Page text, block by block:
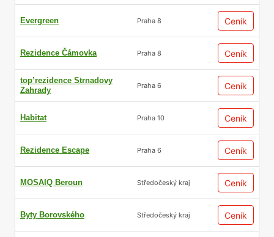
Evergreen Praha 8 Ceník
Rezidence Čámovka Praha 8 Ceník
top’rezidence Strnadovy
Zahrady
Praha 6 Ceník
Habitat Praha 10 Ceník
Rezidence Escape Praha 6 Ceník
MOSAIQ Beroun Středočeský kraj Ceník
Byty Borovského Středočeský kraj Ceník